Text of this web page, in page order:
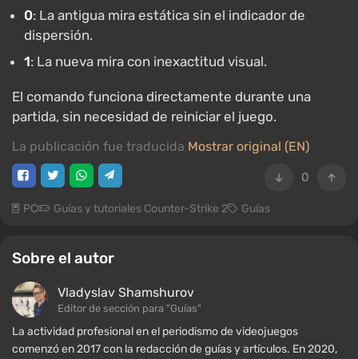
0: La antigua mira estática sin el indicador de
dispersión.
1: La nueva mira con inexactitud visual.
El comando funciona directamente durante una
partida, sin necesidad de reiniciar el juego.
La publicación fue traducida Mostrar original (EN)
0
PC Guías y tutoriales Counter-Strike 2 Guías
Sobre el autor
Vladyslav Shamshurov
Editor de sección para "Guías"
La actividad profesional en el periodismo de videojuegos
comenzó en 2017 con la redacción de guías y artículos. En 2020,